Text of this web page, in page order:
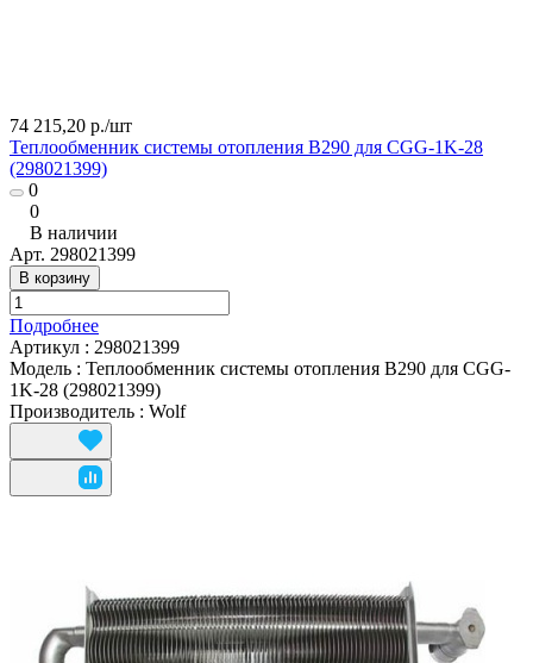
74 215,20 р./шт
Теплообменник системы отопления B290 для CGG-1K-28
(298021399)
0
0
В наличии
Арт. 298021399
В корзину
Подробнее
Артикул : 298021399
Модель : Теплообменник системы отопления B290 для CGG-
1K-28 (298021399)
Производитель : Wolf